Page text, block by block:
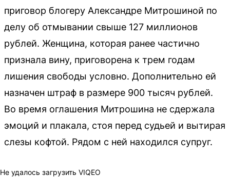
приговор блогеру Александре Митрошиной по
делу об отмывании свыше 127 миллионов
рублей. Женщина, которая ранее частично
признала вину, приговорена к трем годам
лишения свободы условно. Дополнительно ей
назначен штраф в размере 900 тысяч рублей.
Во время оглашения Митрошина не сдержала
эмоций и плакала, стоя перед судьей и вытирая
слезы кофтой. Рядом с ней находился супруг.
Не удалось загрузить VIQEO